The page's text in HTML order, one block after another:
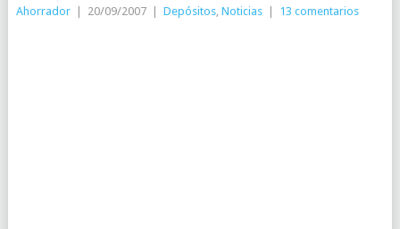
Ahorrador 20/09/2007 Depósitos, Noticias 13 comentarios